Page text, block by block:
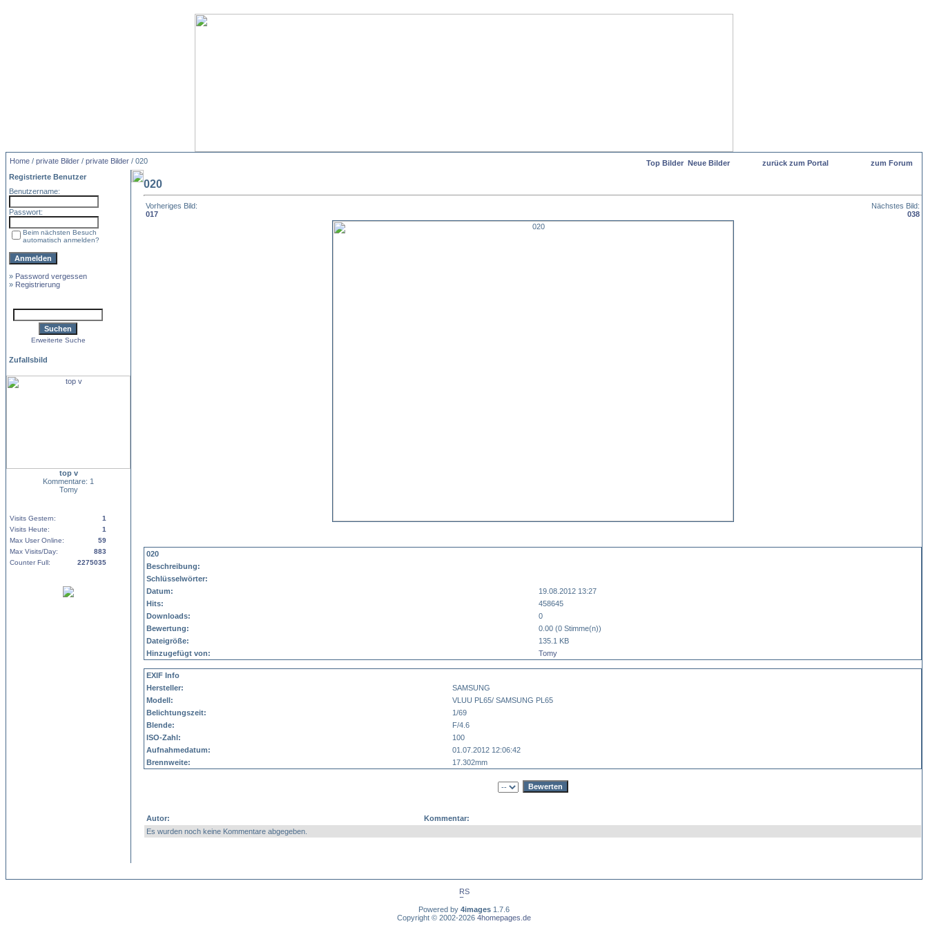
Home / private Bilder / private Bilder / 020 Top Bilder Neue Bilder zurück zum Portal
zum Forum
Registrierte Benutzer
Benutzername:
Passwort:
Beim nächsten Besuch
automatisch anmelden?
» Password vergessen
» Registrierung
Erweiterte Suche
Zufallsbild
top v
Kommentare: 1
Tomy
Visits Gestern:
1
Visits Heute:
1
Max User Online:
59
Max Visits/Day:
883
Counter Full:
2275035
020
Vorheriges Bild:
017
Nächstes Bild:
038
020
Beschreibung:
Schlüsselwörter:
Datum:
19.08.2012 13:27
Hits:
458645
Downloads:
0
Bewertung:
0.00 (0 Stimme(n))
Dateigröße:
135.1 KB
Hinzugefügt von:
Tomy
EXIF Info
Hersteller:
SAMSUNG
Modell:
VLUU PL65/ SAMSUNG PL65
Belichtungszeit:
1/69
Blende:
F/4.6
ISO-Zahl:
100
Aufnahmedatum:
01.07.2012 12:06:42
Brennweite:
17.302mm
Autor:
Kommentar:
Es wurden noch keine Kommentare abgegeben.
Powered by 4images 1.7.6
Copyright © 2002-2026 4homepages.de